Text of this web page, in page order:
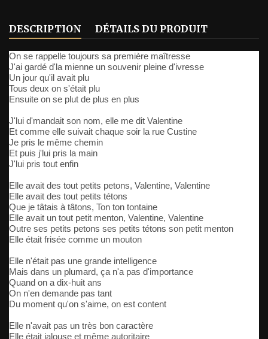
DESCRIPTION DÉTAILS DU PRODUIT
On se rappelle toujours sa première maîtresse
J'ai gardé d'la mienne un souvenir pleine d'ivresse
Un jour qu'il avait plu
Tous deux on s'était plu
Ensuite on se plut de plus en plus
J'lui d'mandait son nom, elle me dit Valentine
Et comme elle suivait chaque soir la rue Custine
Je pris le même chemin
Et puis j'lui pris la main
J'lui pris tout enfin
Elle avait des tout petits petons, Valentine, Valentine
Elle avait des tout petits tétons
Que je tâtais à tâtons, Ton ton tontaine
Elle avait un tout petit menton, Valentine, Valentine
Outre ses petits petons ses petits tétons son petit menton
Elle était frisée comme un mouton
Elle n'était pas une grande intelligence
Mais dans un plumard, ça n'a pas d'importance
Quand on a dix-huit ans
On n'en demande pas tant
Du moment qu'on s'aime, on est content
Elle n'avait pas un très bon caractère
Elle était jalouse et même autoritaire